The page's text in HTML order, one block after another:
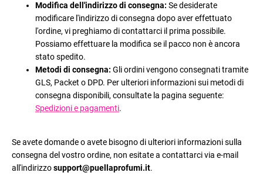
Modifica dell'indirizzo di consegna: Se desiderate
modificare l'indirizzo di consegna dopo aver effettuato
l'ordine, vi preghiamo di contattarci il prima possibile.
Possiamo effettuare la modifica se il pacco non è ancora
stato spedito.
Metodi di consegna: Gli ordini vengono consegnati tramite
GLS, Packet o DPD. Per ulteriori informazioni sui metodi di
consegna disponibili, consultate la pagina seguente:
Spedizioni e pagamenti.
Se avete domande o avete bisogno di ulteriori informazioni sulla
consegna del vostro ordine, non esitate a contattarci via e-mail
all'indirizzosupport@puellaprofumi.it.
RICERCA
i
g
l